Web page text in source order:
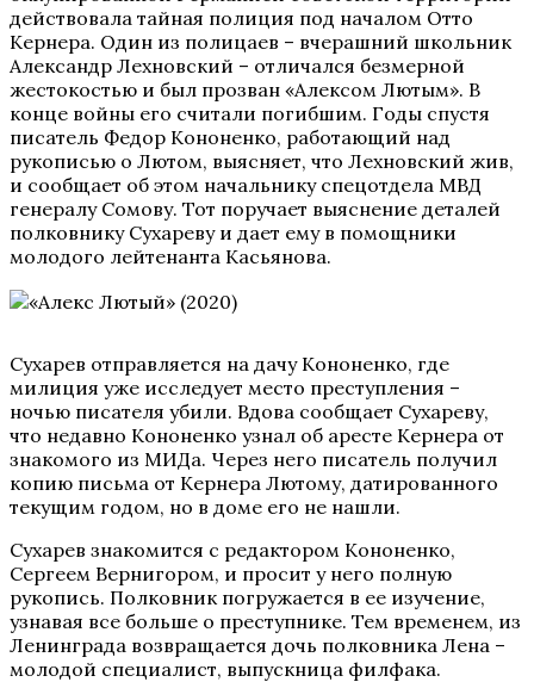
действовала тайная полиция под началом Отто
Кернера. Один из полицаев – вчерашний школьник
Александр Лехновский – отличался безмерной
жестокостью и был прозван «Алексом Лютым». В
конце войны его считали погибшим. Годы спустя
писатель Федор Кононенко, работающий над
рукописью о Лютом, выясняет, что Лехновский жив,
и сообщает об этом начальнику спецотдела МВД
генералу Сомову. Тот поручает выяснение деталей
полковнику Сухареву и дает ему в помощники
молодого лейтенанта Касьянова.
Сухарев отправляется на дачу Кононенко, где
милиция уже исследует место преступления –
ночью писателя убили. Вдова сообщает Сухареву,
что недавно Кононенко узнал об аресте Кернера от
знакомого из МИДа. Через него писатель получил
копию письма от Кернера Лютому, датированного
текущим годом, но в доме его не нашли.
Сухарев знакомится с редактором Кононенко,
Сергеем Вернигором, и просит у него полную
рукопись. Полковник погружается в ее изучение,
узнавая все больше о преступнике. Тем временем, из
Ленинграда возвращается дочь полковника Лена –
молодой специалист, выпускница филфака.